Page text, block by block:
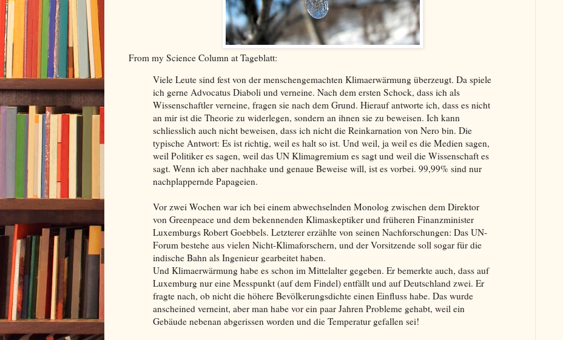
From my Science Column at Tageblatt:
Viele Leute sind fest von der menschengemachten Klimaerwärmung überzeugt. Da spiele
ich gerne Advocatus Diaboli und verneine. Nach dem ersten Schock, dass ich als
Wissenschaftler verneine, fragen sie nach dem Grund. Hierauf antworte ich, dass es nicht
an mir ist die Theorie zu widerlegen, sondern an ihnen sie zu beweisen. Ich kann
schliesslich auch nicht beweisen, dass ich nicht die Reinkarnation von Nero bin. Die
typische Antwort: Es ist richtig, weil es halt so ist. Und weil, ja weil es die Medien sagen,
weil Politiker es sagen, weil das UN Klimagremium es sagt und weil die Wissenschaft es
sagt. Wenn ich aber nachhake und genaue Beweise will, ist es vorbei. 99,99% sind nur
nachplappernde Papageien.
Vor zwei Wochen war ich bei einem abwechselnden Monolog zwischen dem Direktor
von Greenpeace und dem bekennenden Klimaskeptiker und früheren Finanzminister
Luxemburgs Robert Goebbels. Letzterer erzählte von seinen Nachforschungen: Das UN-
Forum bestehe aus vielen Nicht-Klimaforschern, und der Vorsitzende soll sogar für die
indische Bahn als Ingenieur gearbeitet haben.
Und Klimaerwärmung habe es schon im Mittelalter gegeben. Er bemerkte auch, dass auf
Luxemburg nur eine Messpunkt (auf dem Findel) entfällt und auf Deutschland zwei. Er
fragte nach, ob nicht die höhere Bevölkerungsdichte einen Einfluss habe. Das wurde
anscheined verneint, aber man habe vor ein paar Jahren Probleme gehabt, weil ein
Gebäude nebenan abgerissen worden und die Temperatur gefallen sei!